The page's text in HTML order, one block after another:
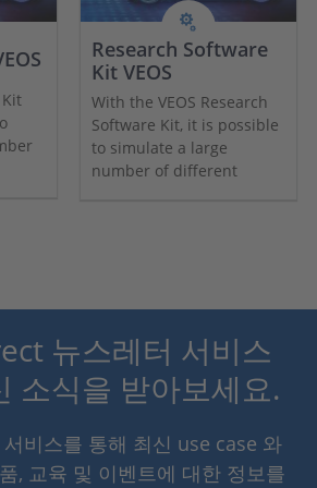
Research Software
Kit VEOS
With the VEOS Research
Software Kit, it is possible
to simulate a large
number of different
뉴스레터 서비스
소식을 받아보세요.
서비스를 통해 최신 use case 와
, 교육 및 이벤트에 대한 정보를